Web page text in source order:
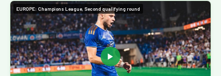
▶
EUROPE: Champions League, Second qualifying round